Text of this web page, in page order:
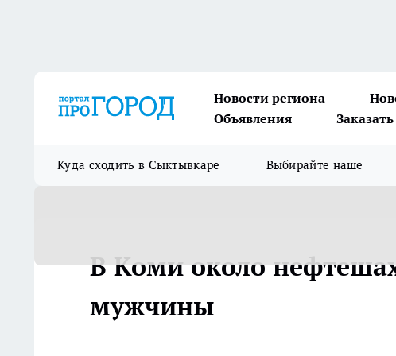
Новости региона
Объявления
Куда сходить в Сыктывкаре Выбирайте наше
В Коми около
мужчины